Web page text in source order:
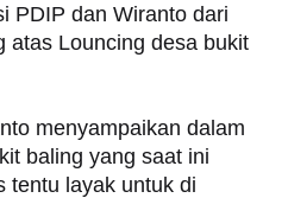
PDIP dan Wiranto dari
atas Louncing desa bukit
menyampaikan dalam
baling yang saat ini
tentu layak untuk di